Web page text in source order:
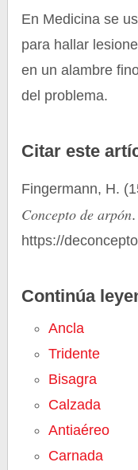
En Medicina se
para hallar
en un alambre
del problema.
Citar este
Fingermann, H.
Concepto de arpón
https://
Continúa
Ancla
Tridente
Bisagra
Calzada
Antiaéreo
Carnada